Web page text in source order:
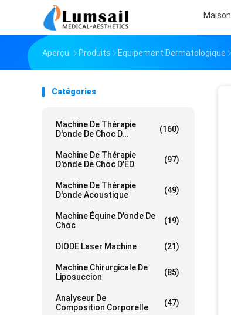
Maison
Aperçu Produits Equipement Dermatologique
Catégories
Machine De Thérapie
D'onde De Choc D...
(160)
Machine De Thérapie
D'onde De Choc D'ED
(97)
Machine De Thérapie
D'onde Acoustique
(49)
Machine Équine D'onde De
Choc
(19)
DIODE Laser Machine (21)
Machine Chirurgicale De
Liposuccion
(85)
Analyseur De
Composition Corporelle
(47)